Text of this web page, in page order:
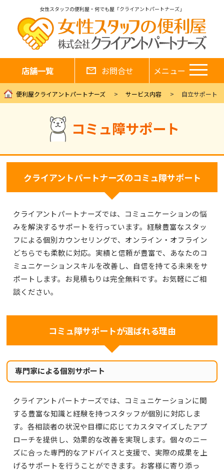
女性スタッフの便利屋・何でも屋「クライアントパートナーズ」
店舗一覧 お問合せ メニュー
便利屋クライアントパートナーズ サービス内容 自立サポート
コミュ障サポート
クライアントパートナーズのコミュ障サポート
クライアントパートナーズでは、コミュニケーションの悩
みを解決するサポートを行っています。経験豊富なスタッ
フによる個別カウンセリングで、オンライン・オフライン
どちらでも柔軟に対応。実績と信頼が豊富で、あなたのコ
ミュニケーションスキルを改善し、自信を持てる未来をサ
ポートします。お見積もりは完全無料です。お気軽にご相
談ください。
コミュ障サポートが選ばれる理由
専門家による個別サポート
クライアントパートナーズでは、コミュニケーションに関
する豊富な知識と経験を持つスタッフが個別に対応しま
す。各相談者の状況や目標に応じてカスタマイズしたアプ
ローチを提供し、効果的な改善を実現します。個々のニー
ズに合った専門的なアドバイスと支援で、実際の成果を上
げるサポートを行うことができます。お客様に寄り添っ